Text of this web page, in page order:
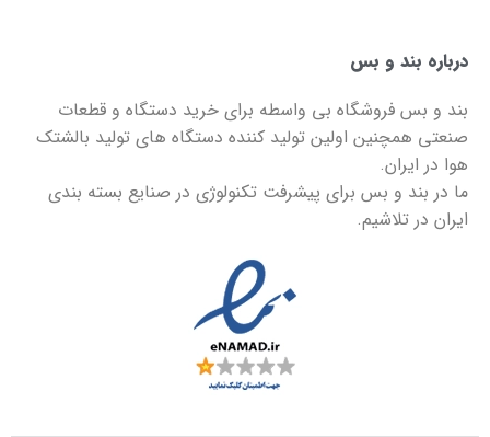
درباره بند و بس
بند و بس فروشگاه بی واسطه برای خرید دستگاه و قطعات
صنعتی همچنین اولین تولید کننده دستگاه های تولید بالشتک
هوا در ایران.
ما در بند و بس برای پیشرفت تکنولوژی در صنایع بسته بندی
ایران در تلاشیم.